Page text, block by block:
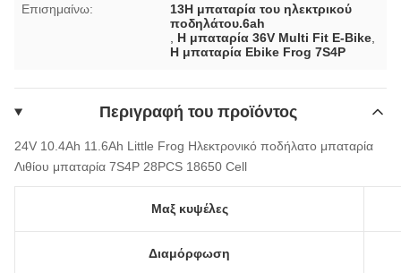
Επισημαίνω:
13Η μπαταρία του ηλεκτρικού
ποδηλάτου.6ah
Η μπαταρία 36V Multi Fit E-Bike
Η μπαταρία Ebike Frog 7S4P
Περιγραφή του προϊόντος
24V 10.4Ah 11.6Ah Little Frog Ηλεκτρονικό ποδήλατο μπαταρία
Λιθίου μπαταρία 7S4P 28PCS 18650 Cell
Μαξ κυψέλες
Διαμόρφωση